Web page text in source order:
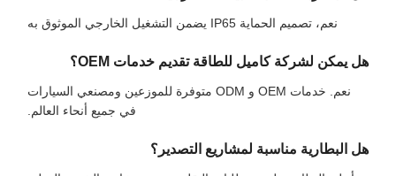
نعم، تصميم الحماية IP65 يضمن التشغيل الخارجي الموثوق به
هل يمكن لشركة كاميل للطاقة تقديم خدمات OEM؟
نعم. خدمات OEM و ODM متوفرة للموزعين ومصنعي السيارات
في جميع أنحاء العالم.
هل البطارية مناسبة لمشاريع التصدير؟